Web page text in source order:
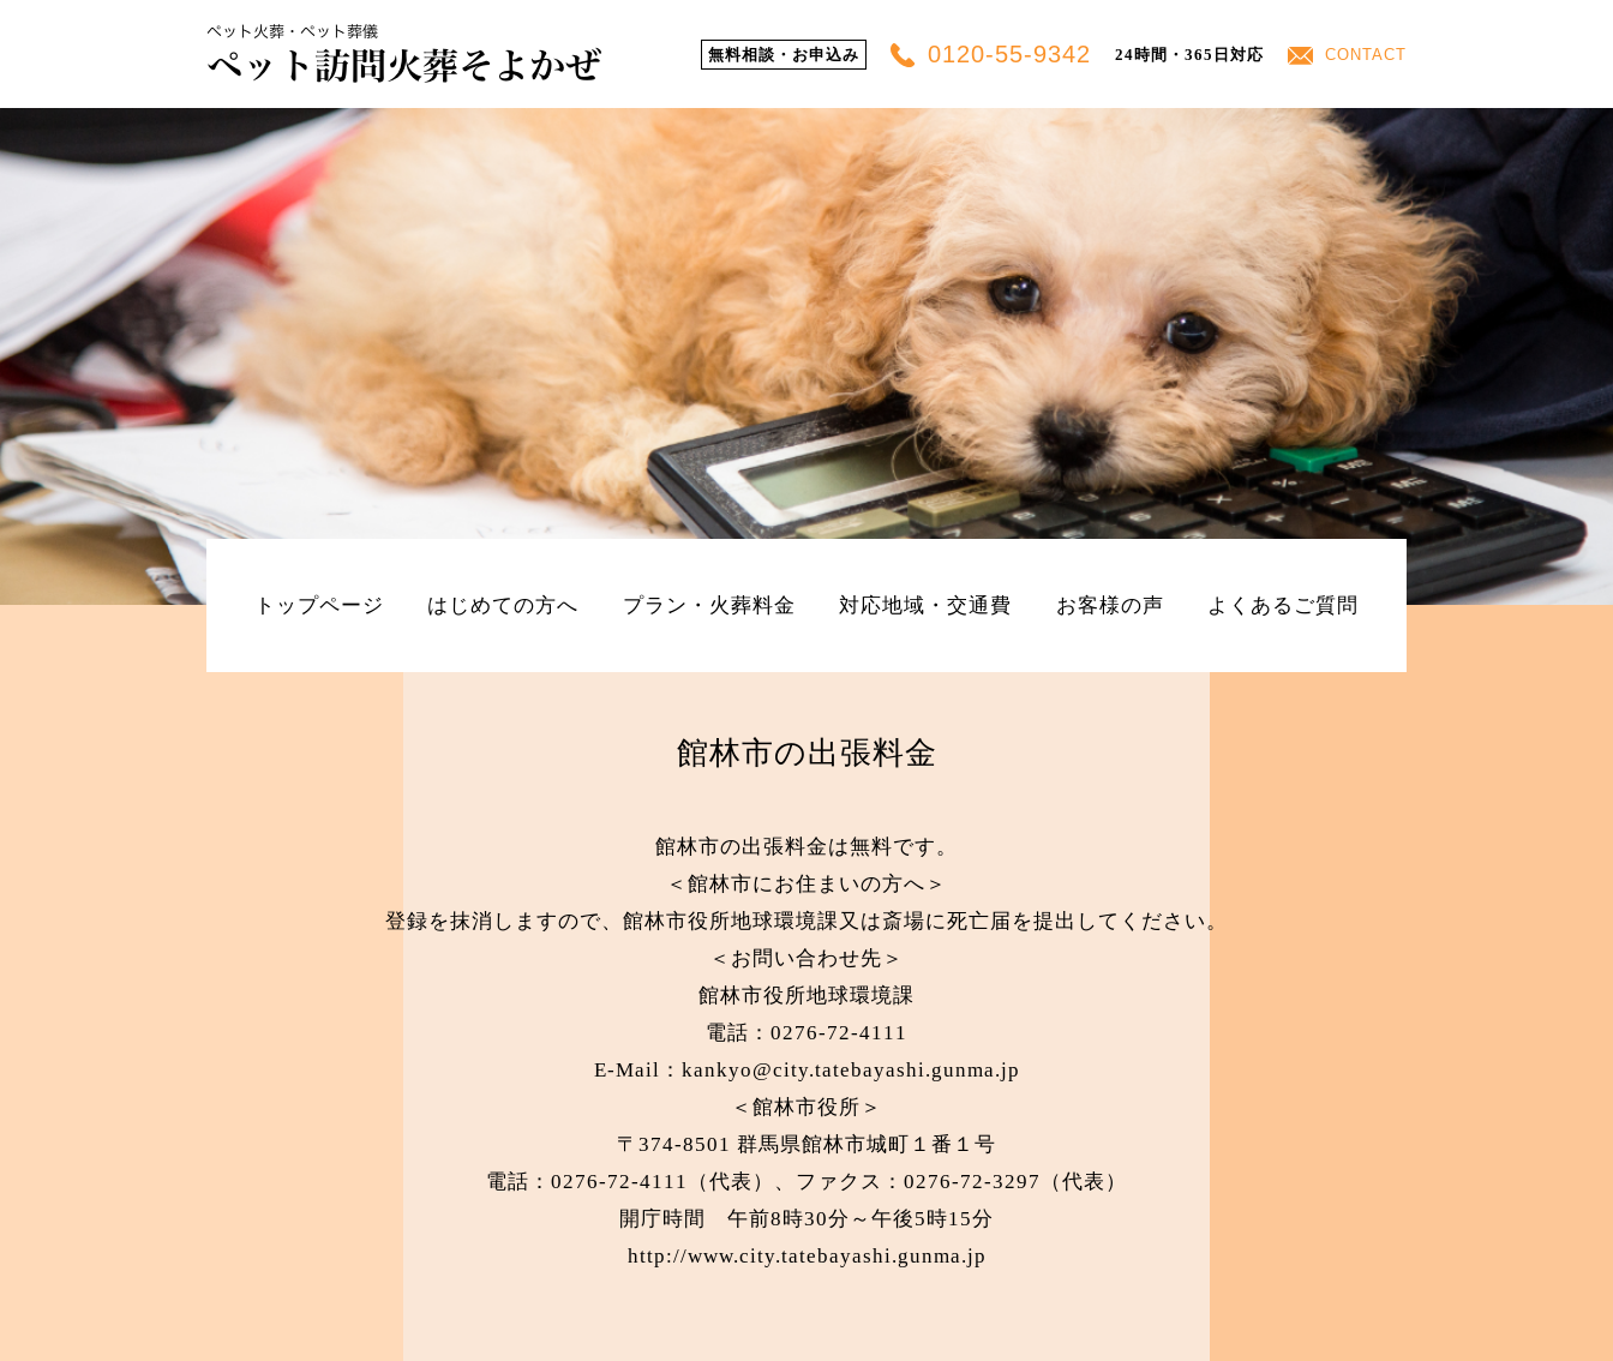
無料相談・お申込み 0120-55-9342 24時間・365日対応 CONTACT
トップページ はじめての方へ プラン・火葬料金 対応地域・交通費 お客様の声 よくあるご質問
館林市の出張料金
館林市の出張料金は無料です。
＜館林市にお住まいの方へ＞
登録を抹消しますので、館林市役所地球環境課又は斎場に死亡届を提出してください。
＜お問い合わせ先＞
館林市役所地球環境課
電話：0276-72-4111
E-Mail： kankyo@city.tatebayashi.gunma.jp
＜館林市役所＞
〒374-8501 群馬県館林市城町１番１号
電話：0276-72-4111（代表）、ファクス：0276-72-3297（代表）
開庁時間 午前8時30分～午後5時15分
http://www.city.tatebayashi.gunma.jp